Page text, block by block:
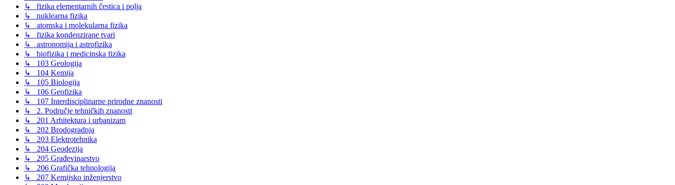
↳ fizika elementarnih čestica i polja
↳ nuklearna fizika
↳ atomska i molekularna fizika
↳ fizika kondenzirane tvari
↳ astronomija i astrofizika
↳ biofizika i medicinska fizika
↳ 103 Geologija
↳ 104 Kemija
↳ 105 Biologija
↳ 106 Geofizika
↳ 107 Interdisciplinarne prirodne znanosti
↳ 2. Područje tehničkih znanosti
↳ 201 Arhitektura i urbanizam
↳ 202 Brodogradnja
↳ 203 Elektrotehnika
↳ 204 Geodezija
↳ 205 Građevinarstvo
↳ 206 Grafička tehnologija
↳ 207 Kemijsko inženjerstvo